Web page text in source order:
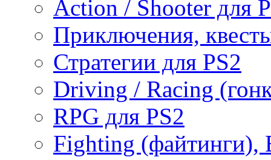
Action / Shooter для
Приключения,
Стратегии для PS2
Driving / Racing
RPG для PS2
Fighting (файтинги),